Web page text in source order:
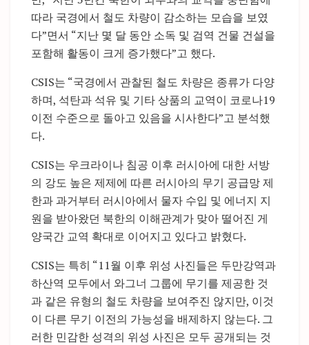
따라 국경에서 철도 차량이 감소하는 모습을 보였
다”면서 “지난 몇 달 동안 소독 및 검역 건물 건설을
포함해 활동이 크게 증가했다”고 했다.
CSIS는 “국경에서 관찰된 철도 차량은 종류가 다양
하며, 석탄과 석유 및 기타 상품의 교역이 코로나19
이전 수준으로 돌아고 있음을 시사한다”고 분석했
다.
CSIS는 우크라이나 침공 이후 러시아에 대한 서방
의 강도 높은 제제에 따른 러시아의 무기 공급망 제
한과 과거부터 러시아에서 물자 수입 및 에너지 지
원을 받아왔던 북한의 이해관계가 맞아 떨어진 게
양국간 교역 확대로 이어지고 있다고 밝혔다.
CSIS는 특히 “11월 이후 위성 사진들은 두만강역과
하산역 모두에서 와그너 그룹에 무기를 제공한 것
과 같은 유형의 철도 차량을 보여주진 않지만, 이것
이 다른 무기 이전의 가능성을 배제하지 않는다. 그
러한 민감한 성격의 위성 사진은 모두 공개되는 것